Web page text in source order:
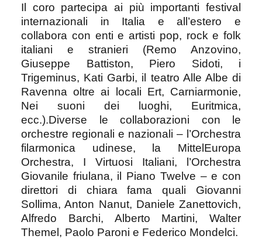
Il coro partecipa ai più importanti festival
internazionali in Italia e all’estero e
collabora con enti e artisti pop, rock e folk
italiani e stranieri (Remo Anzovino,
Giuseppe Battiston, Piero Sidoti, i
Trigeminus, Kati Garbi, il teatro Alle Albe di
Ravenna oltre ai locali Ert, Carniarmonie,
Nei suoni dei luoghi, Euritmica,
ecc.).Diverse le collaborazioni con le
orchestre regionali e nazionali – l’Orchestra
filarmonica udinese, la MittelEuropa
Orchestra, I Virtuosi Italiani, l’Orchestra
Giovanile friulana, il Piano Twelve – e con
direttori di chiara fama quali Giovanni
Sollima, Anton Nanut, Daniele Zanettovich,
Alfredo Barchi, Alberto Martini, Walter
Themel, Paolo Paroni e Federico Mondelci.